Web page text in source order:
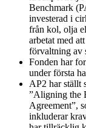
Benchmark
investerad i
från kol, olja
arbetat med
förvaltning av
Fonden har
under första
AP2 har ställt
”Aligning the
Agreement”,
inkluderar